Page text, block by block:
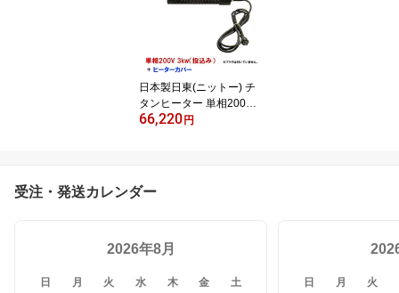
日本製日東(ニットー) チ
タンヒーター 単相200V
3kw(投込み)＋ヒーター
66,220 円
受注・発送カレンダー
2026年8月
日 月 火 水 木 金 土 日 月 火